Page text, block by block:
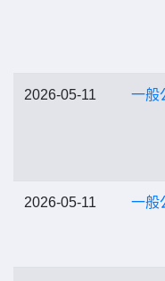
2026-05-11 一般
2026-05-11 一般